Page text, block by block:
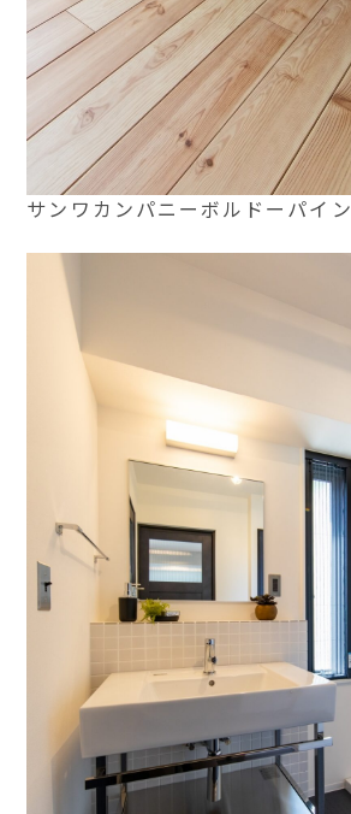
サンワカンパニーボルドーパイン